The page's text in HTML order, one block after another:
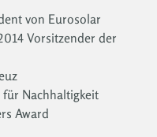
von Eurosolar
Vorsitzender der
für Nachhaltigkeit
Award